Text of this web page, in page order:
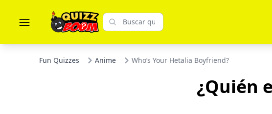
Fun Quizzes Anime Who’s Your Hetalia Boyfriend?
¿Quién